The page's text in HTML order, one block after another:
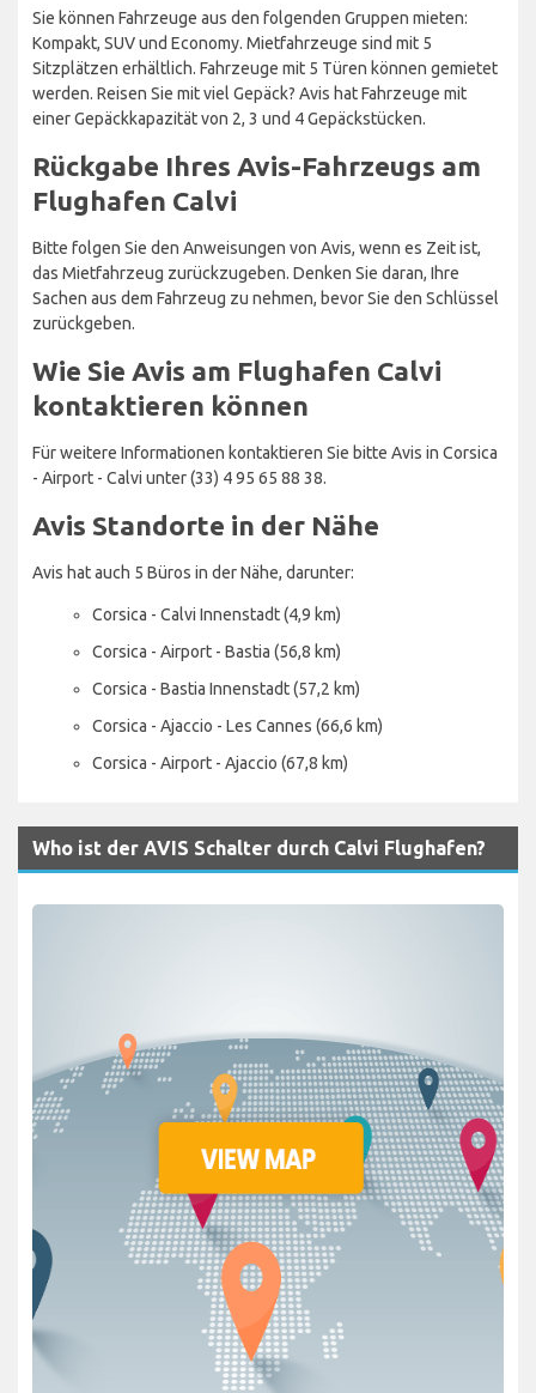
Sie können Fahrzeuge aus den folgenden Gruppen mieten:
Kompakt, SUV und Economy. Mietfahrzeuge sind mit 5
Sitzplätzen erhältlich. Fahrzeuge mit 5 Türen können gemietet
werden. Reisen Sie mit viel Gepäck? Avis hat Fahrzeuge mit
einer Gepäckkapazität von 2, 3 und 4 Gepäckstücken.
Rückgabe Ihres Avis-Fahrzeugs am
Flughafen Calvi
Bitte folgen Sie den Anweisungen von Avis, wenn es Zeit ist,
das Mietfahrzeug zurückzugeben. Denken Sie daran, Ihre
Sachen aus dem Fahrzeug zu nehmen, bevor Sie den Schlüssel
zurückgeben.
Wie Sie Avis am Flughafen Calvi
kontaktieren können
Für weitere Informationen kontaktieren Sie bitte Avis in Corsica
- Airport - Calvi unter (33) 4 95 65 88 38.
Avis Standorte in der Nähe
Avis hat auch 5 Büros in der Nähe, darunter:
Corsica - Calvi Innenstadt (4,9 km)
Corsica - Airport - Bastia (56,8 km)
Corsica - Bastia Innenstadt (57,2 km)
Corsica - Ajaccio - Les Cannes (66,6 km)
Corsica - Airport - Ajaccio (67,8 km)
Who ist der AVIS Schalter durch Calvi Flughafen?